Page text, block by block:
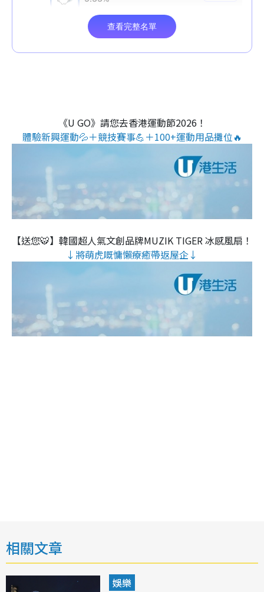
《U GO》請您去香港運動節2026！
體驗新興運動💦＋競技賽事💪＋100+運動用品攤位🔥
【送您🐯】韓國超人氣文創品牌MUZIK TIGER 冰感風扇！
↓將萌虎嘅慵懶療癒帶返屋企↓
相關文章
娛樂